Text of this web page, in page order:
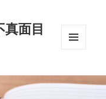
面目
ィジェ
ット